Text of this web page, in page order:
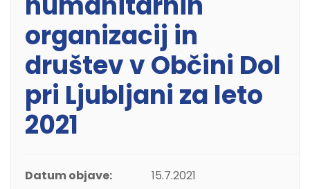
organizacij in
društev v Občini Dol
pri Ljubljani za leto
2021
Datum objave:
15.7.2021